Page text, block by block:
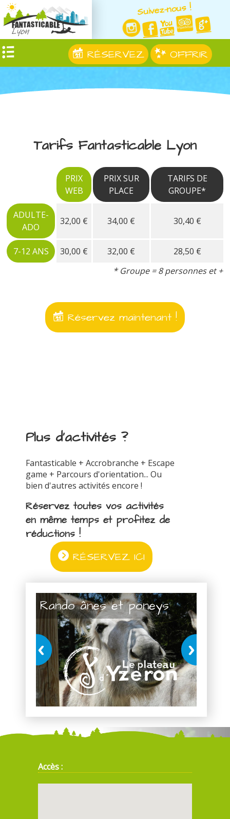
Suivez-nous !
RÉSERVEZ OFFRIR
Tarifs Fantasticable Lyon
PRIX
WEB
PRIX SUR
PLACE
TARIFS DE
GROUPE*
ADULTE-
ADO
32,00 € 34,00 € 30,40 €
7-12 ANS 30,00 € 32,00 €
28,50 €
* Groupe = 8 personnes et +
Réservez maintenant !
Plus d'activités ?
Fantasticable + Accrobranche + Escape
game + Parcours d'orientation... Ou
bien d'autres activités encore !
Réservez toutes vos activités
en même temps et profitez de
réductions !
RÉSERVEZ ICI
Rando ânes et poneys
Accès :